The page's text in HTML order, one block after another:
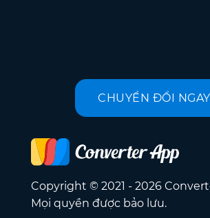
CHUYỂN ĐỔI NGAY
Copyright © 2021 - 2026
Mọi quyền được bảo lưu.